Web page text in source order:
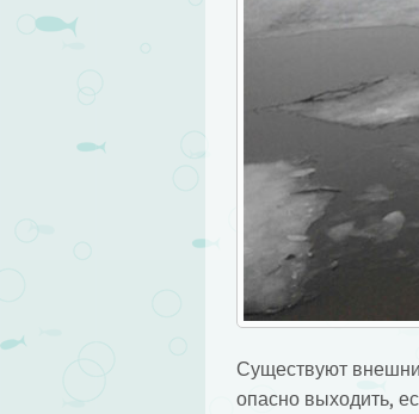
Существуют
опасно выходить,